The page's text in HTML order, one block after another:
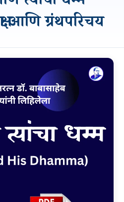
आणि ग्रंथपरिचय